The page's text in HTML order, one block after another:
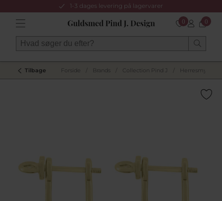
1-3 dages levering på lagervarer
0 0
Tilbage Forside Brands Collection Pind J Herresmykker